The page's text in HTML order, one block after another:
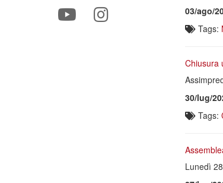
03/ago/
Tags:
Chiusura
30/lug/
Tags:
Lunedì